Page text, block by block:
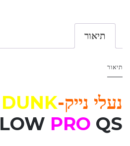
תיאור
תיאור
נעלי נייק-NIKEDUNK
LOW PRO QS